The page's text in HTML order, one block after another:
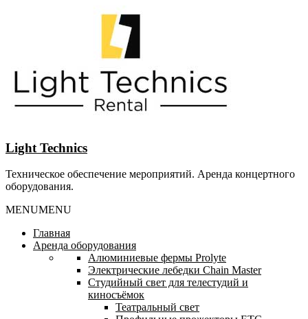
Light Technics
Техническое обеспечение мероприятий. Аренда концертного
оборудования.
MENUMENU
Главная
Аренда оборудования
Алюминиевые фермы Prolyte
Электрические лебедки Chain Master
Студийный свет для телестудий и
киносъёмок
Театральный свет